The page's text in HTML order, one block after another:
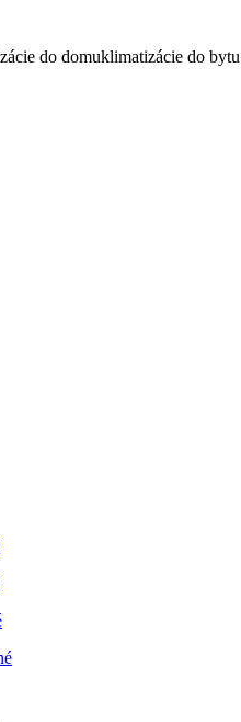
do domuklimatizácie do bytu